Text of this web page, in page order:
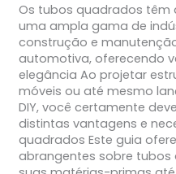
Os tubos quadrados têm
uma ampla gama de
construção e
automotiva, oferecendo
elegância Ao projetar
móveis ou até mesmo
DIY, você certamente
distintas vantagens e
quadrados Este guia
abrangentes sobre